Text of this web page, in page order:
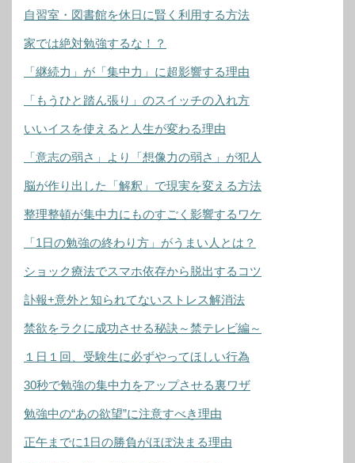
自習室・図書館を休日に賢く利用する方法
家では絶対勉強するな！？
「継続力」が「集中力」に超影響する理由
「もうひと踏ん張り」のスイッチの入れ方
いいイスを使えると人生が変わる理由
「意志の弱さ」より「想像力の弱さ」が犯人
脳が作り出した「解釈」で現実を変える方法
整理整頓が集中力にものすごく影響するワケ
「1日の勉強の終わり方」がうまい人とは？
ショック療法でスマホ依存から脱出するコツ
訃報+意外と知られてないストレス解消法
禁欲をラクに成功させる秘訣～禁テレビ編～
１日１回、受験生に必ずやってほしい行為
30秒で勉強の集中力をアップさせる裏ワザ
勉強中の“あの欲望”に注意すべき理由
正午までに1日の勝負がほぼ決まる理由